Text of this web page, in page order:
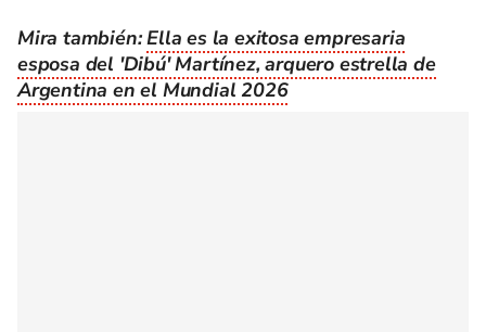
Mira también:Ella es la exitosa empresaria
esposa del 'Dibú' Martínez, arquero estrella de
Argentina en el Mundial 2026